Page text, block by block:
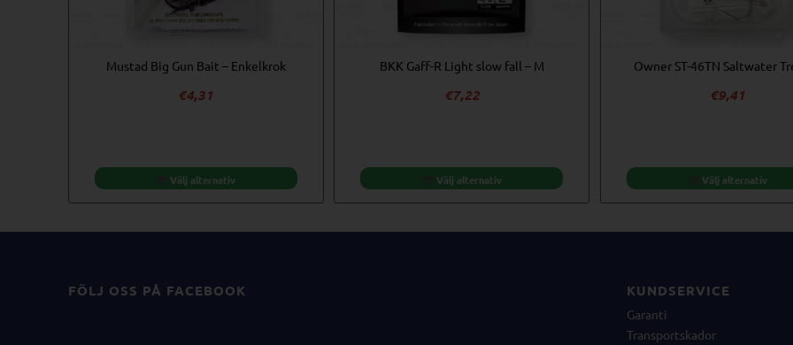
Mustad Big Gun Bait – Enkelkrok
€4,31
Välj alternativ
BKK Gaff-R Light slow fall – M
€7,22
Välj alternativ
Owner ST-46TN Saltwater
€9,41
Välj alternativ
FÖLJ OSS PÅ FACEBOOK KUNDSERVICE
Garanti
Transportskador